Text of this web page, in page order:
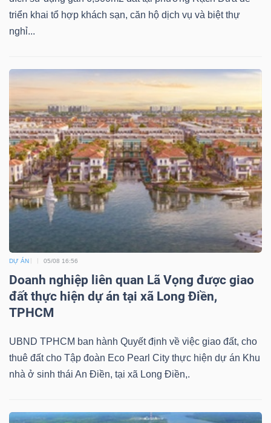
triển khai tổ hợp khách sạn, căn hộ dịch vụ và biệt thự
nghỉ...
DỰ ÁN 05/08 16:56
Doanh nghiệp liên quan Lã Vọng được giao
đất thực hiện dự án tại xã Long Điền,
TPHCM
UBND TPHCM ban hành Quyết định về việc giao đất, cho
thuê đất cho Tập đoàn Eco Pearl City thực hiện dự án Khu
nhà ở sinh thái An Điền, tại xã Long Điền,.